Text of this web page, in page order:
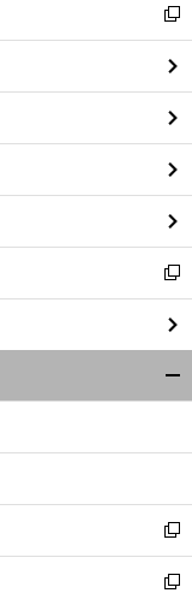
閉
る
新
し
い
ウ
ィ
ン
ド
ウ
で
開
く
新
し
い
ウ
ィ
ン
ウ
開
く
新
し
い
新